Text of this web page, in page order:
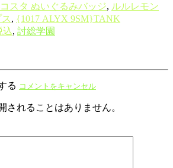
スタ ぬいぐるみバッジ, ルルレモン
, {1017 ALYX 9SM}TANK
込, 討総学園
る コメントをキャンセル
されることはありません。